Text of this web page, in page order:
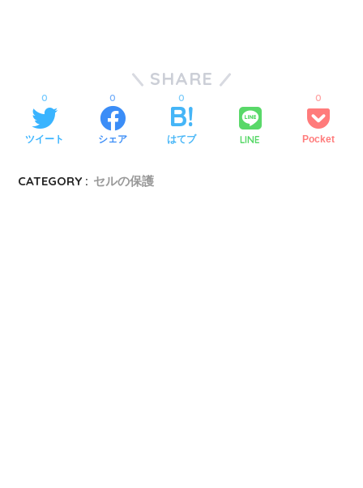
SHARE
ツイート
0
シェア
0
はてブ
0
LINE Pocket
0
CATEGORY : セルの保護